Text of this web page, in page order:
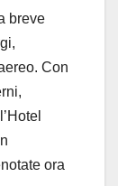
breve
Con
ora